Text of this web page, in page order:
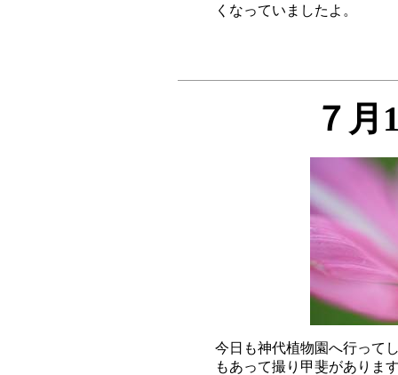
７月
今日も神代植物園へ行って
もあって撮り甲斐がありま